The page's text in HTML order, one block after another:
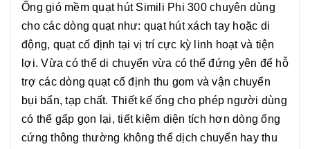
Ống gió mềm quạt hút Simili Phi 300 chuyên dùng
cho các dòng quạt như: quạt hút xách tay hoặc di
động, quạt cố định tại vị trí cực kỳ linh hoạt và tiện
lợi. Vừa có thể di chuyển vừa có thể đứng yên để hỗ
trợ các dòng quạt cố định thu gom và vận chuyển
bụi bẩn, tạp chất. Thiết kế ống cho phép người dùng
có thể gấp gọn lại, tiết kiệm diện tích hơn dòng ống
cứng thông thường không thể dịch chuyển hay thu